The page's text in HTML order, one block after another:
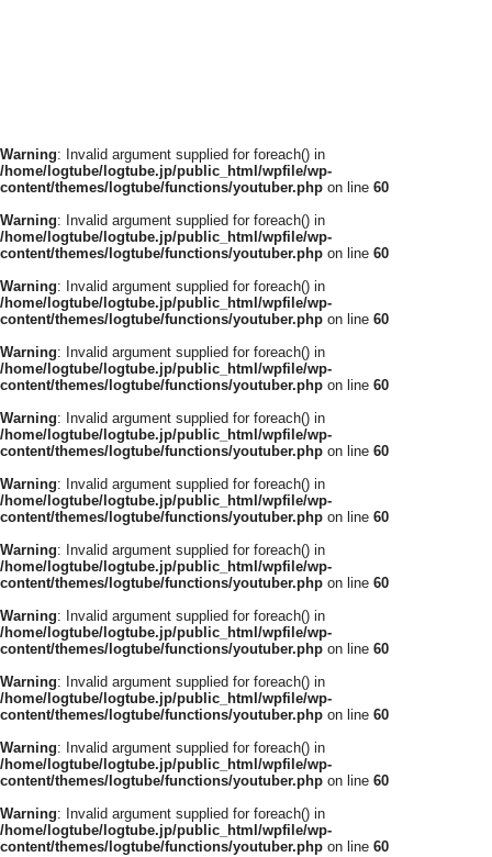
Warning: Invalid argument supplied for foreach() in
/home/logtube/logtube.jp/public_html/wpfile/wp-
content/themes/logtube/functions/youtuber.php on line 60
Warning: Invalid argument supplied for foreach() in
/home/logtube/logtube.jp/public_html/wpfile/wp-
content/themes/logtube/functions/youtuber.php on line 60
Warning: Invalid argument supplied for foreach() in
/home/logtube/logtube.jp/public_html/wpfile/wp-
content/themes/logtube/functions/youtuber.php on line 60
Warning: Invalid argument supplied for foreach() in
/home/logtube/logtube.jp/public_html/wpfile/wp-
content/themes/logtube/functions/youtuber.php on line 60
Warning: Invalid argument supplied for foreach() in
/home/logtube/logtube.jp/public_html/wpfile/wp-
content/themes/logtube/functions/youtuber.php on line 60
Warning: Invalid argument supplied for foreach() in
/home/logtube/logtube.jp/public_html/wpfile/wp-
content/themes/logtube/functions/youtuber.php on line 60
Warning: Invalid argument supplied for foreach() in
/home/logtube/logtube.jp/public_html/wpfile/wp-
content/themes/logtube/functions/youtuber.php on line 60
Warning: Invalid argument supplied for foreach() in
/home/logtube/logtube.jp/public_html/wpfile/wp-
content/themes/logtube/functions/youtuber.php on line 60
Warning: Invalid argument supplied for foreach() in
/home/logtube/logtube.jp/public_html/wpfile/wp-
content/themes/logtube/functions/youtuber.php on line 60
Warning: Invalid argument supplied for foreach() in
/home/logtube/logtube.jp/public_html/wpfile/wp-
content/themes/logtube/functions/youtuber.php on line 60
Warning: Invalid argument supplied for foreach() in
/home/logtube/logtube.jp/public_html/wpfile/wp-
content/themes/logtube/functions/youtuber.php on line 60